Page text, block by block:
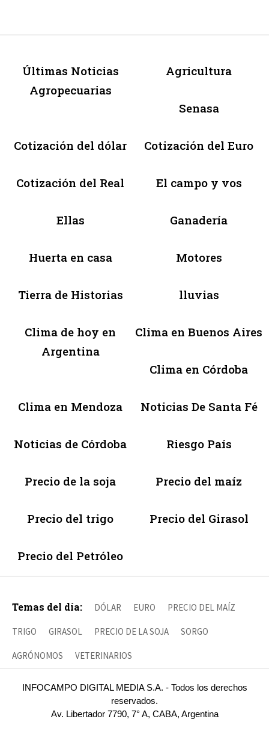
Últimas Noticias
Agropecuarias
Agricultura
Senasa
Cotización del dólar Cotización del Euro
Cotización del Real El campo y vos
Ellas Ganadería
Huerta en casa Motores
Tierra de Historias lluvias
Clima de hoy en
Argentina
Clima en Buenos Aires
Clima en Córdoba
Clima en Mendoza Noticias De Santa Fé
Noticias de Córdoba Riesgo País
Precio de la soja Precio del maíz
Precio del trigo Precio del Girasol
Precio del Petróleo
Temas del día: DÓLAR EURO PRECIO DEL MAÍZ
TRIGO GIRASOL PRECIO DE LA SOJA SORGO
AGRÓNOMOS VETERINARIOS
INFOCAMPO DIGITAL MEDIA S.A. - Todos los derechos
reservados.
Av. Libertador 7790, 7° A, CABA, Argentina